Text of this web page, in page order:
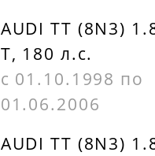
AUDI TT (8N3)
T, 180 л.с.
с 01.10.1998 по
01.06.2006
AUDI TT (8N3)